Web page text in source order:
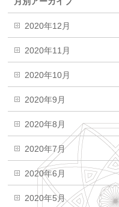
2020年12月
2020年11月
2020年10月
2020年9月
2020年8月
2020年7月
2020年6月
2020年5月